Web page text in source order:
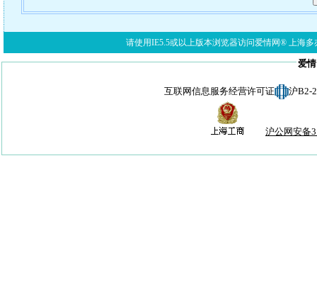
请使用IE5.5或以上版本浏览器访问爱情网® 上海多
爱
互联网信息服务经营许可证 沪B2-
沪公网安备